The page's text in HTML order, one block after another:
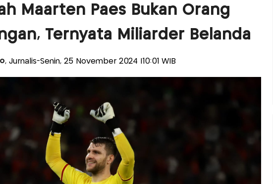
Maarten Paes Bukan Orang
Ternyata Miliarder Belanda
, Jurnalis-Senin, 25 November 2024 |10:01 WIB